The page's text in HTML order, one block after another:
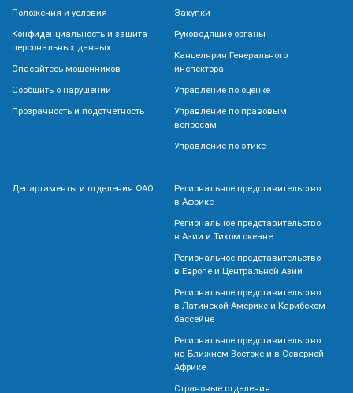
Положения и условия
Конфиденциальность и защита
персональных данных
Опасайтесь мошенников
Сообщить о нарушении
Прозрачность и подотчетность
Закупки
Руководящие органы
Канцелярия Генерального
инспектора
Управление по оценке
Управление по правовым
вопросам
Управление по этике
Департаменты и отделения ФАО
Региональное представительство
в Африке
Региональное представительство
в Азии и Тихом океане
Региональное представительство
в Европе и Центральной Азии
Региональное представительство
в Латинской Америке и Карибском
бассейне
Региональное представительство
на Ближнем Востоке и в Северной
Африке
Страновые отделения